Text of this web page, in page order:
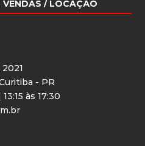
VENDAS / LOCAÇÃO
- PR
às 17:30